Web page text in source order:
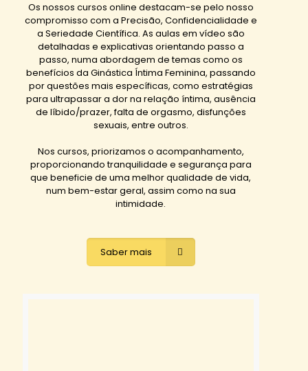
Os nossos cursos online destacam-se pelo nosso
compromisso com a Precisão, Confidencialidade e
a Seriedade Científica. As aulas em vídeo são
detalhadas e explicativas orientando passo a
passo, numa abordagem de temas como os
benefícios da Ginástica Íntima Feminina, passando
por questões mais específicas, como estratégias
para ultrapassar a dor na relação íntima, ausência
de líbido/prazer, falta de orgasmo, disfunções
sexuais, entre outros.
Nos cursos, priorizamos o acompanhamento,
proporcionando tranquilidade e segurança para
que beneficie de uma melhor qualidade de vida,
num bem-estar geral, assim como na sua
intimidade.
Saber mais